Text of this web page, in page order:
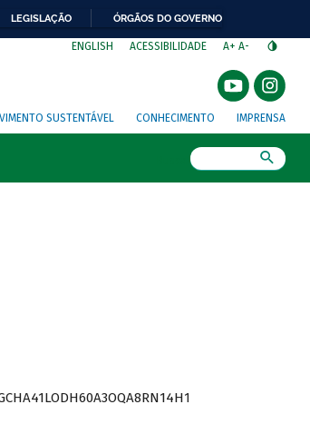
LEGISLAÇÃO ÓRGÃOS DO GOVERNO
ENGLISH ACESSIBILIDADE A+ A-
SUSTENTÁVEL CONHECIMENTO IMPRENSA